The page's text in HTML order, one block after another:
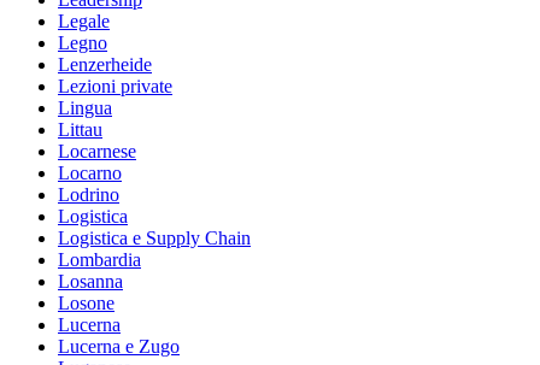
Legale
Legno
Lenzerheide
Lezioni private
Lingua
Littau
Locarnese
Locarno
Lodrino
Logistica
Logistica e Supply Chain
Lombardia
Losanna
Losone
Lucerna
Lucerna e Zugo